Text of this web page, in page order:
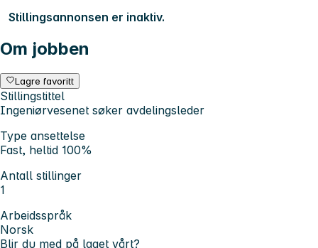
Stillingsannonsen er inaktiv.
Om jobben
Lagre favoritt
Stillingstittel
Ingeniørvesenet søker avdelingsleder
Type ansettelse
Fast, heltid 100%
Antall stillinger
1
Arbeidsspråk
Norsk
Blir du med på laget vårt?